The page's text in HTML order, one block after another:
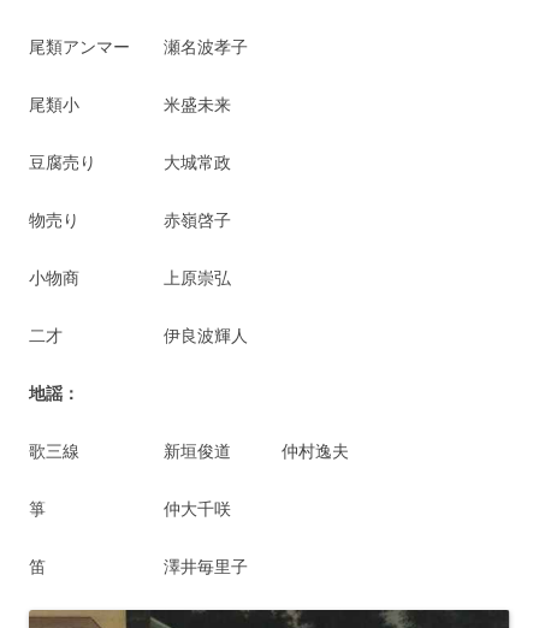
尾類アンマー 瀬名波孝子
尾類小 米盛未来
豆腐売り 大城常政
物売り 赤嶺啓子
小物商 上原崇弘
二才 伊良波輝人
地謡：
歌三線 新垣俊道 仲村逸夫
箏 仲大千咲
笛 澤井毎里子